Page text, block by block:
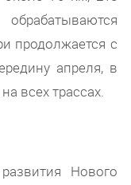
продолжается с
апреля, в
всех трассах.
Нового